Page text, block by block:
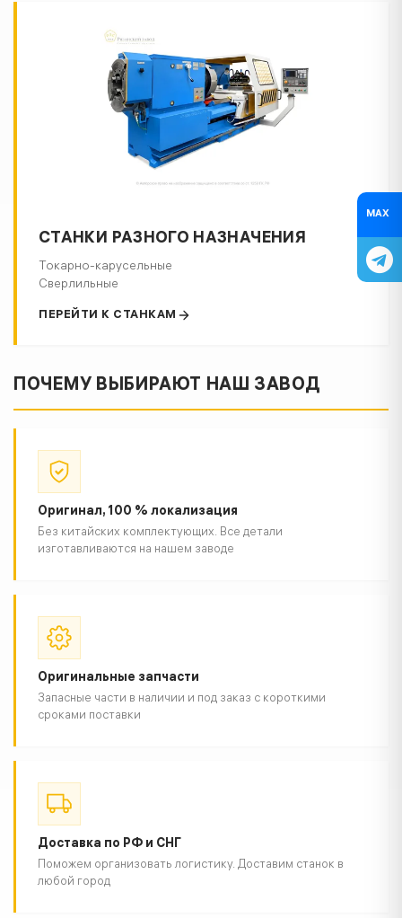
Рассчитаем цену в течение часа! Доставка по РФ и
СТАНКИ РАЗНОГО НАЗНАЧЕНИЯ
Токарно-карусельные
Сверлильные
ПЕРЕЙТИ К СТАНКАМ
ПОЧЕМУ ВЫБИРАЮТ НАШ ЗАВОД
Оригинал, 100 % локализация
Без китайских комплектующих. Все детали
изготавливаются на нашем заводе
Оригинальные запчасти
Запасные части в наличии и под заказ с короткими
сроками поставки
Доставка по РФ и СНГ
Поможем организовать логистику. Доставим станок в
любой город
MAX